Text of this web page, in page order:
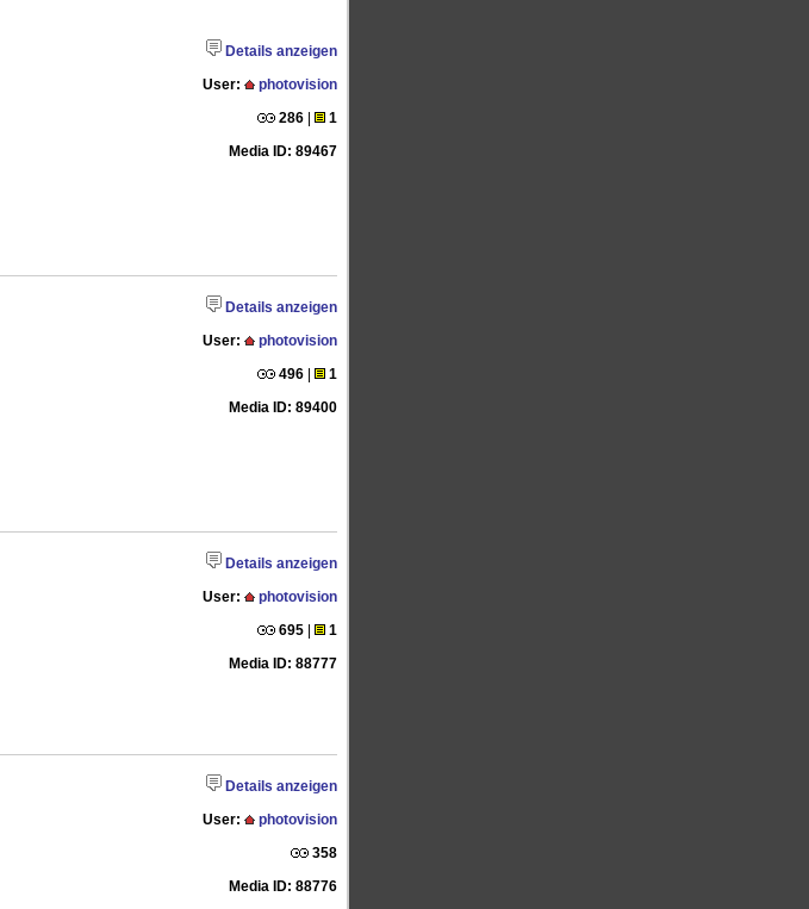
Details anzeigen
User:
photovision
286
1
Media ID: 89467
Details anzeigen
User:
photovision
496
1
Media ID: 89400
Details anzeigen
User:
photovision
695
1
Media ID: 88777
Details anzeigen
User:
photovision
358
Media ID: 88776